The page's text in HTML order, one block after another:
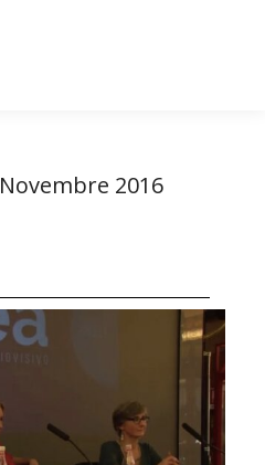
Novembre 2016